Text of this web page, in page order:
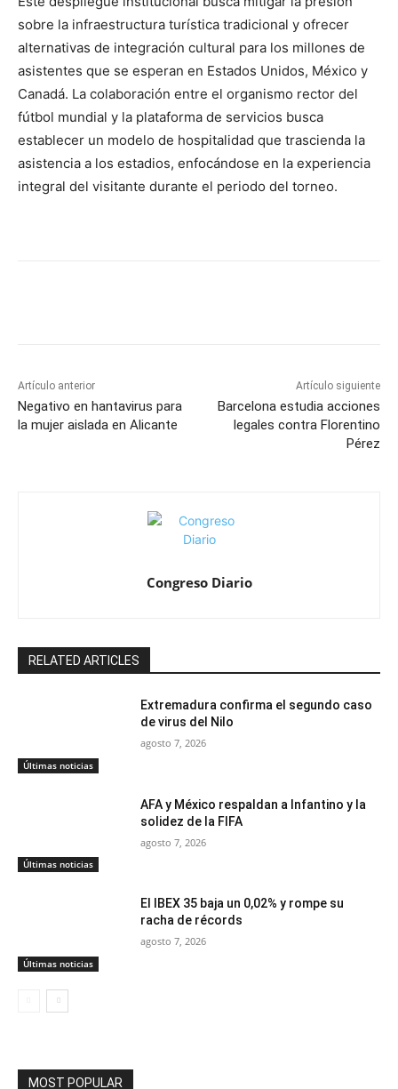
sobre la infraestructura turística tradicional y ofrecer
alternativas de integración cultural para los millones de
asistentes que se esperan en Estados Unidos, México y
Canadá. La colaboración entre el organismo rector del
fútbol mundial y la plataforma de servicios busca
establecer un modelo de hospitalidad que trascienda la
asistencia a los estadios, enfocándose en la experiencia
integral del visitante durante el periodo del torneo.
Artículo anterior
Negativo en hantavirus para
la mujer aislada en Alicante
Artículo siguiente
Barcelona estudia acciones
legales contra Florentino
Pérez
Congreso Diario
RELATED ARTICLES
Últimas noticias
Extremadura confirma el segundo caso
de virus del Nilo
agosto 7, 2026
Últimas noticias
AFA y México respaldan a Infantino y la
solidez de la FIFA
agosto 7, 2026
Últimas noticias
El IBEX 35 baja un 0,02% y rompe su
racha de récords
agosto 7, 2026
MOST POPULAR